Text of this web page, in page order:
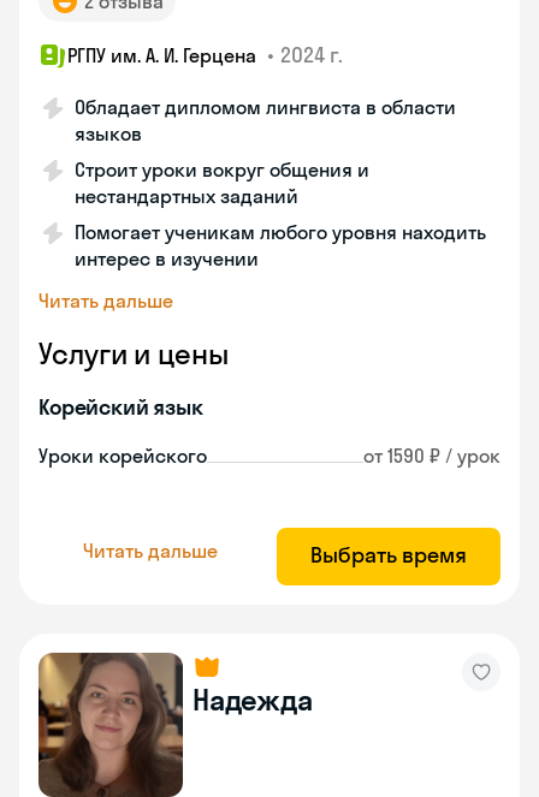
РГПУ им. А. И. Герцена • 2024 г.
Обладает дипломом лингвиста в области
языков
Строит уроки вокруг общения и
нестандартных заданий
Помогает ученикам любого уровня находить
интерес в изучении
Читать дальше
Услуги и цены
Корейский язык
Уроки корейского от 1590 ₽ / урок
Читать дальше Выбрать время
Надежда